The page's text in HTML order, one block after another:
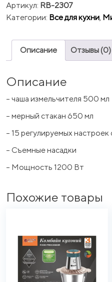
Артикул: RB-2307
Категории: Все для кухни,
Описание Отзывы (0)
Описание
– чаша измельчителя 500 мл
– мерный стакан 650 мл
– 15 регулируемых настроек
– Съемные насадки
– Мощность 1200 Вт
Похожие товары